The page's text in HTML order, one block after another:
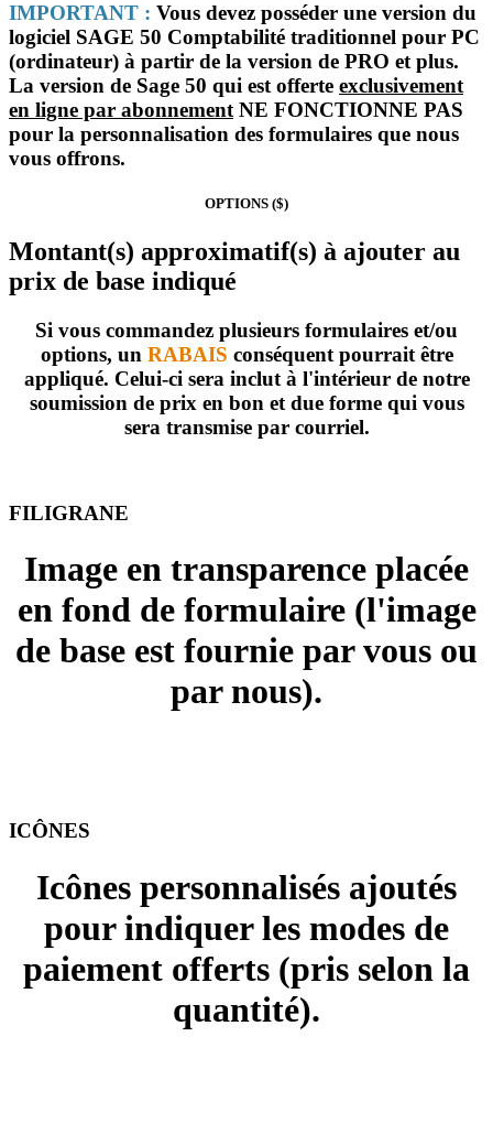
IMPORTANT : Vous devez posséder une version du
logiciel SAGE 50 Comptabilité traditionnel pour PC
(ordinateur) à partir de la version de PRO et plus.
La version de Sage 50 qui est offerte exclusivement
en ligne par abonnement NE FONCTIONNE PAS
pour la personnalisation des formulaires que nous
vous offrons.
OPTIONS ($)
Montant(s) approximatif(s) à ajouter au
prix de base indiqué
Si vous commandez plusieurs formulaires et/ou
options, un RABAIS conséquent pourrait être
appliqué. Celui-ci sera inclut à l'intérieur de notre
soumission de prix en bon et due forme qui vous
sera transmise par courriel.
FILIGRANE
Image en transparence placée
en fond de formulaire (l'image
de base est fournie par vous ou
par nous).
ICÔNES
Icônes personnalisés ajoutés
pour indiquer les modes de
paiement offerts (pris selon la
quantité).